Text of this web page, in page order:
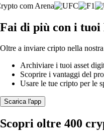
Fai di più con i tuoi
Oltre a inviare cripto nella
Archiviare i tuoi asset
Scoprire i vantaggi del
Usare le tue cripto per le
Scarica l'app
Scopri oltre 400